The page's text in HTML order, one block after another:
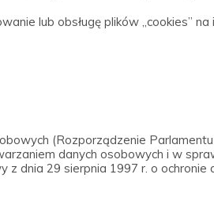
lub obsługę plików „cookies” na
(Rozporządzenie
danych osobowych i w
dnia 29 sierpnia 1997 r. o ochronie